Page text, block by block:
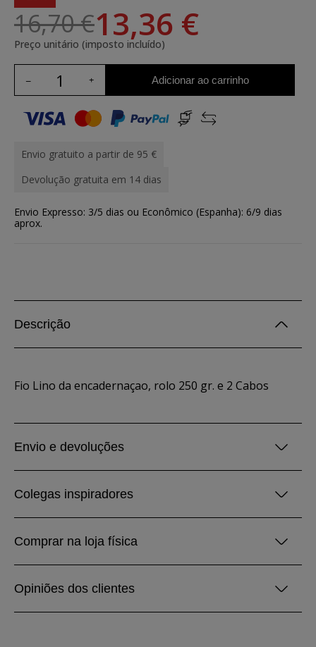
16,70 €13,36 €
Preço unitário (imposto incluído)
Adicionar ao carrinho
Envio gratuito a partir de 95 €
Devolução gratuita em 14 dias
Envio Expresso: 3/5 dias ou Econômico (Espanha): 6/9 dias
aprox.
Descrição
Fio Lino da encadernaçao, rolo 250 gr. e 2 Cabos
Envio e devoluções
Colegas inspiradores
Comprar na loja física
Opiniões dos clientes